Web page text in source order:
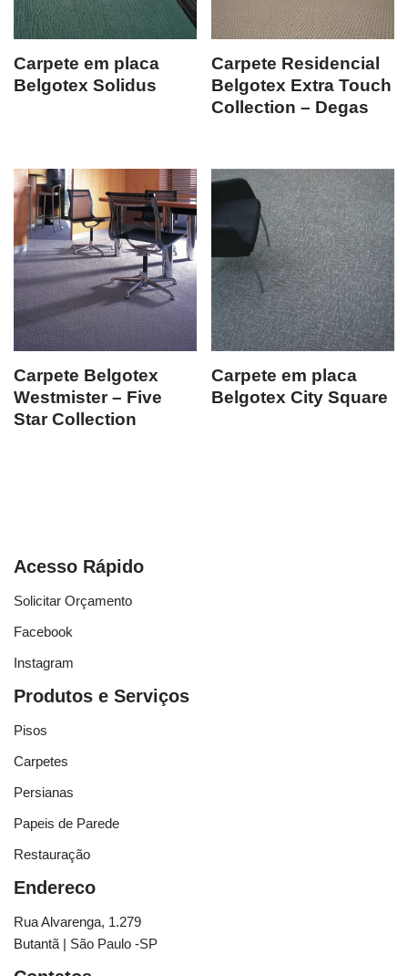
Carpete em placa
Belgotex Solidus
Carpete Residencial
Belgotex Extra Touch
Collection – Degas
Carpete Belgotex
Westmister – Five
Star Collection
Carpete em placa
Belgotex City Square
Acesso Rápido
Solicitar Orçamento
Facebook
Instagram
Produtos e Serviços
Pisos
Carpetes
Persianas
Papeis de Parede
Restauração
Endereco
Rua Alvarenga, 1.279
Butantã | São Paulo -SP